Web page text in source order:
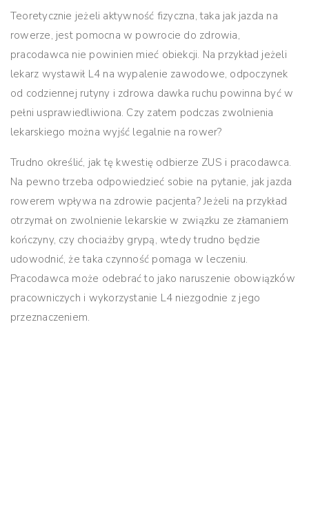
Teoretycznie jeżeli aktywność fizyczna, taka jak jazda na
rowerze, jest pomocna w powrocie do zdrowia,
pracodawca nie powinien mieć obiekcji. Na przykład jeżeli
lekarz wystawił L4 na wypalenie zawodowe, odpoczynek
od codziennej rutyny i zdrowa dawka ruchu powinna być w
pełni usprawiedliwiona. Czy zatem podczas zwolnienia
lekarskiego można wyjść legalnie na rower?
Trudno określić, jak tę kwestię odbierze ZUS i pracodawca.
Na pewno trzeba odpowiedzieć sobie na pytanie, jak jazda
rowerem wpływa na zdrowie pacjenta?Jeżeli na przykład
otrzymał on zwolnienie lekarskie w związku ze złamaniem
kończyny, czy chociażby grypą, wtedy trudno będzie
udowodnić, że taka czynność pomaga w leczeniu.
Pracodawca może odebrać to jako naruszenie obowiązków
pracowniczych i wykorzystanie L4 niezgodnie z jego
przeznaczeniem.